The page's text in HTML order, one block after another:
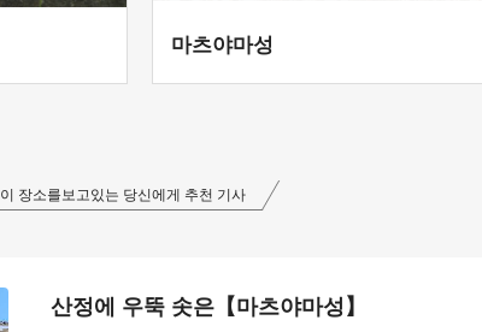
마츠야마성
이 장소를보고있는 당신에게 추천 기사
산정에 우뚝 솟은【마츠야마성】